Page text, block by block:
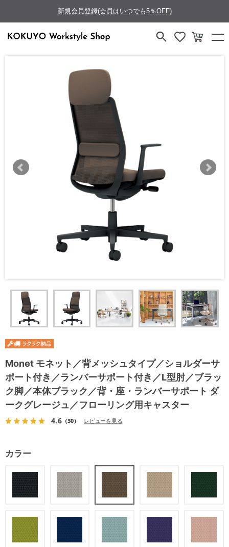
新規会員登録(会員はいつでも5％OFF)
Monet モネット／背メッシュタイプ／ショルダーサ
ポート付き／ランバーサポート付き／L型肘／ブラッ
ク脚／本体ブラック／背・座・ランバーサポート ダ
ークグレージュ／フローリング用キャスター
4.6（30） レビューを見る
カラー